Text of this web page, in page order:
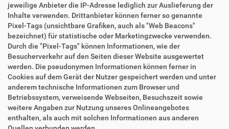
jeweilige Anbieter die IP-Adresse lediglich zur Auslieferung der
Inhalte verwenden. Drittanbieter können ferner so genannte
Pixel-Tags (unsichtbare Grafiken, auch als "Web Beacons"
bezeichnet) für statistische oder Marketingzwecke verwenden.
Durch die "Pixel-Tags" können Informationen, wie der
Besucherverkehr auf den Seiten dieser Website ausgewertet
werden. Die pseudonymen Informationen können ferner in
Cookies auf dem Gerät der Nutzer gespeichert werden und unter
anderem technische Informationen zum Browser und
Betriebssystem, verweisende Webseiten, Besuchszeit sowie
weitere Angaben zur Nutzung unseres Onlineangebotes
enthalten, als auch mit solchen Informationen aus anderen